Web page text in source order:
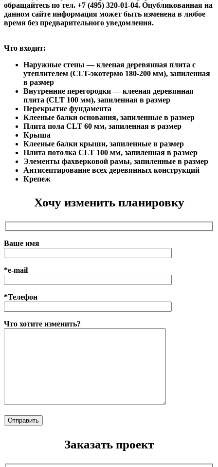
обращайтесь по тел. +7 (495) 320-01-04. Опубликованная на
данном сайте информация может быть изменена в любое
время без предварительного уведомления.
Что входит:
Наружные стены — клееная деревянная плита с
утеплителем (CLT-экотермо 180-200 мм), запиленная
в размер
Внутренние перегородки — клееная деревянная
плита (CLT 100 мм), запиленная в размер
Перекрытие фундамента
Клееные балки основания, запиленные в размер
Плита пола CLT 60 мм, запиленная в размер
Крыша
Клееные балки крыши, запиленные в размер
Плита потолка CLT 100 мм, запиленная в размер
Элементы фахверковой рамы, запиленные в размер
Антисептирование всех деревянных конструкций
Крепеж
Хочу изменить планировку
Ваше имя
*e-mail
*Телефон
Что хотите изменить?
Заказать проект